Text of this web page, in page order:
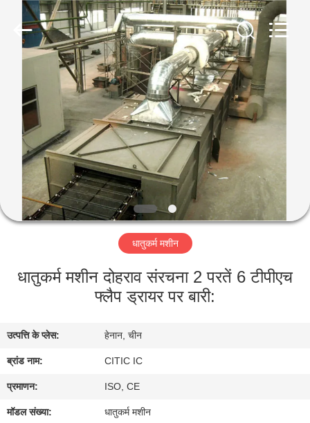
उत्पादों
वीआर
दिखाएँ
हमारे
भ्रमण
गुणवत्ता
नियंत्रण
Luoyang
Industries
CO.,LTD.
Reserved.
धातुकर्म मशीन
धातुकर्म मशीन दोहराव संरचना 2 परतें 6 टीपीएच
फ्लैप ड्रायर पर बारी:
उत्पत्ति के प्लेस: हेनान, चीन
ब्रांड नाम: CITIC IC
प्रमाणन: ISO, CE
मॉडल संख्या: धातुकर्म मशीन